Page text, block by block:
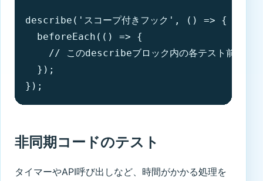
describe('スコープ付きフック', () => {
  beforeEach(() => {
    // このdescribeブロック内の各テスト前に実行
  });
});
非同期コードのテスト
タイマーやAPI呼び出しなど、時間がかかる処理を